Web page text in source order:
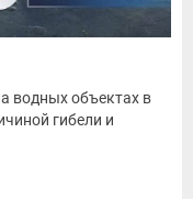
водных объектах в
гибели и